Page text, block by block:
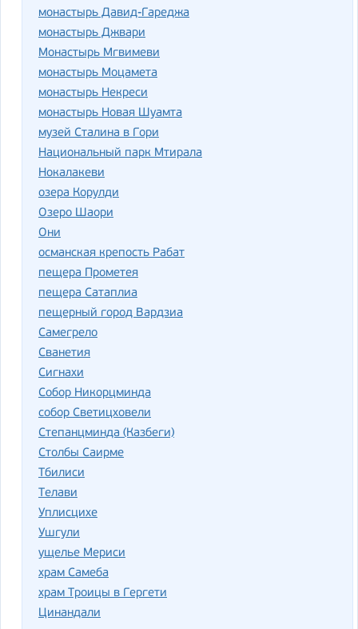
монастырь Давид-Гареджа
монастырь Джвари
Монастырь Мгвимеви
монастырь Моцамета
монастырь Некреси
монастырь Новая Шуамта
музей Сталина в Гори
Национальный парк Мтирала
Нокалакеви
озера Корулди
Озеро Шаори
Они
османская крепость Рабат
пещера Прометея
пещера Сатаплиа
пещерный город Вардзиа
Самегрело
Сванетия
Сигнахи
Собор Никорцминда
собор Светицховели
Степанцминда (Казбеги)
Столбы Саирме
Тбилиси
Телави
Уплисцихе
Ушгули
ущелье Мериси
храм Самеба
храм Троицы в Гергети
Цинандали